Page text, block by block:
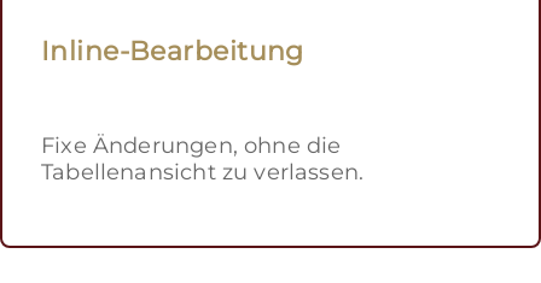
Inline-Bearbeitung
Fixe Änderungen, ohne die
Tabellenansicht zu verlassen.